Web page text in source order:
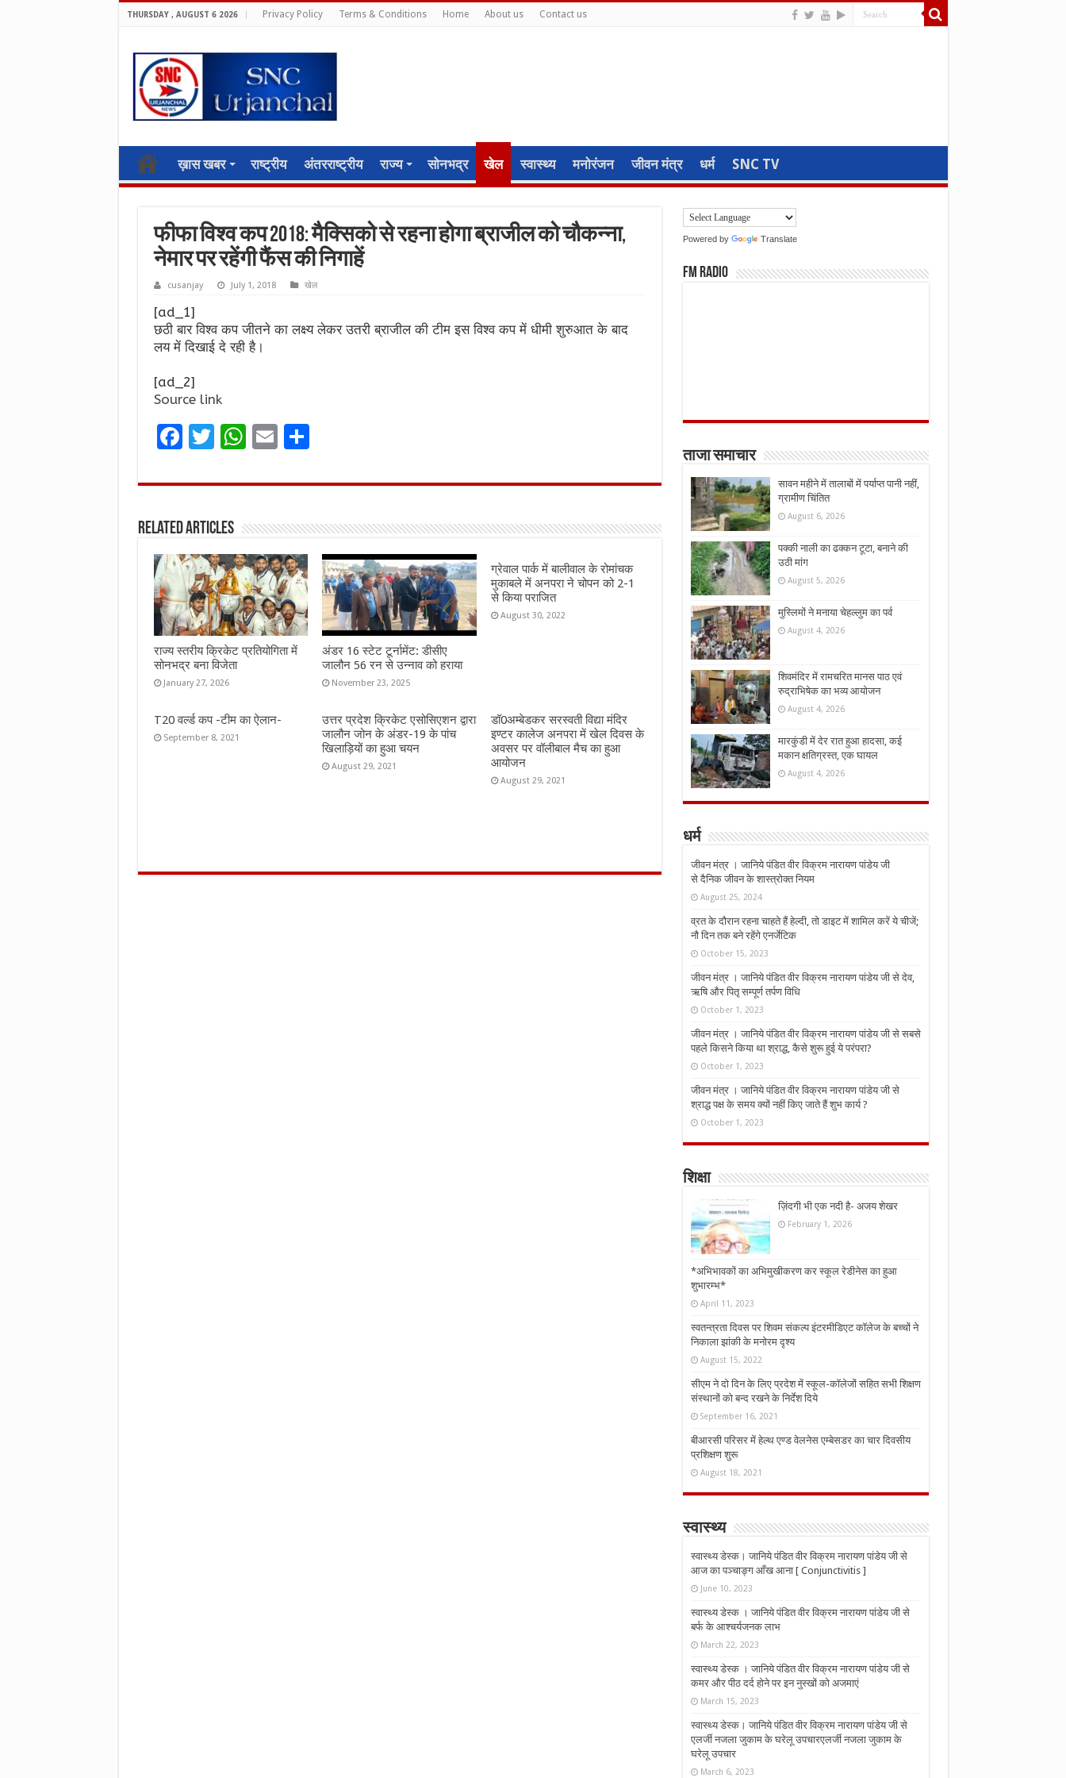
THURSDAY , AUGUST 6 2026 Privacy Policy Terms & Conditions Home About us Contact us
ख़ास खबर राष्ट्रीय अंतरराष्ट्रीय राज्य सोनभद्र खेल स्वास्थ्य मनोरंजन जीवन मंत्र धर्म SNC TV
फीफा विश्व कप 2018: मैक्सिको से रहना होगा ब्राजील को चौकन्ना,
नेमार पर रहेंगी फैंस की निगाहें
cusanjay July 1, 2018 खेल
[ad_1]
छठी बार विश्व कप जीतने का लक्ष्य लेकर उतरी ब्राजील की टीम इस विश्व कप में धीमी शुरुआत के बाद
लय में दिखाई दे रही है।
[ad_2]
Source link
F
ce
o
o
k
T
it
r
W
at
A
p
p
E
ai
S
ar
Related Articles
राज्य स्तरीय क्रिकेट प्रतियोगिता में
सोनभद्र बना विजेता
January 27, 2026
अंडर 16 स्टेट टूर्नामेंट: डीसीए
जालौन 56 रन से उन्नाव को हराया
November 23, 2025
ग्रेवाल पार्क में बालीवाल के रोमांचक
मुकाबले में अनपरा ने चोपन को 2-1
से किया पराजित
August 30, 2022
T20 वर्ल्ड कप -टीम का ऐलान-
September 8, 2021
उत्तर प्रदेश क्रिकेट एसोसिएशन द्वारा
जालौन जोन के अंडर-19 के पांच
खिलाड़ियों का हुआ चयन
August 29, 2021
डॉ0अम्बेडकर सरस्वती विद्या मंदिर
इण्टर कालेज अनपरा में खेल दिवस के
अवसर पर वॉलीबाल मैच का हुआ
आयोजन
August 29, 2021
Powered by Translate
FM Radio
ताजा समाचार
सावन महीने में तालाबों में पर्याप्त पानी नहीं,
ग्रामीण चिंतित
August 6, 2026
पक्की नाली का ढक्कन टूटा, बनाने की
उठी मांग
August 5, 2026
मुस्लिमों ने मनाया चेहल्लुम का पर्व
August 4, 2026
शिवमंदिर में रामचरित मानस पाठ एवं
रुद्राभिषेक का भव्य आयोजन
August 4, 2026
मारकुंडी में देर रात हुआ हादसा, कई
मकान क्षतिग्रस्त, एक घायल
August 4, 2026
धर्म
जीवन मंत्र । जानिये पंडित वीर विक्रम नारायण पांडेय जी
से दैनिक जीवन के शास्त्रोक्त नियम
August 25, 2024
व्रत के दौरान रहना चाहते हैं हेल्दी, तो डाइट में शामिल करें ये चीजें;
नौ दिन तक बने रहेंगे एनर्जेटिक
October 15, 2023
जीवन मंत्र । जानिये पंडित वीर विक्रम नारायण पांडेय जी से देव,
ऋषि और पितृ सम्पूर्ण तर्पण विधि
October 1, 2023
जीवन मंत्र । जानिये पंडित वीर विक्रम नारायण पांडेय जी से सबसे
पहले किसने किया था श्राद्ध, कैसे शुरू हुई ये परंपरा?
October 1, 2023
जीवन मंत्र । जानिये पंडित वीर विक्रम नारायण पांडेय जी से
श्राद्ध पक्ष के समय क्यों नहीं किए जाते हैं शुभ कार्य ?
October 1, 2023
शिक्षा
ज़िंदगी भी एक नदी है- अजय शेखर
February 1, 2026
*अभिभावकों का अभिमुखीकरण कर स्कूल रेडीनेस का हुआ
शुभारम्भ*
April 11, 2023
स्वतन्त्रता दिवस पर शिवम संकल्प इंटरमीडिएट कॉलेज के बच्चों ने
निकाला झांकी के मनोरम दृश्य
August 15, 2022
सीएम ने दो दिन के लिए प्रदेश में स्कूल-कॉलेजों सहित सभी शिक्षण
संस्थानों को बन्द रखने के निर्देश दिये
September 16, 2021
बीआरसी परिसर में हेल्थ एण्ड वेलनेस एम्बेसडर का चार दिवसीय
प्रशिक्षण शुरू
August 18, 2021
स्वास्थ्य
स्वास्थ्य डेस्क। जानिये पंडित वीर विक्रम नारायण पांडेय जी से
आज का पञ्चाङ्ग आँख आना [ Conjunctivitis ]
June 10, 2023
स्वास्थ्य डेस्क । जानिये पंडित वीर विक्रम नारायण पांडेय जी से
बर्फ के आश्चर्यजनक लाभ
March 22, 2023
स्वास्थ्य डेस्क । जानिये पंडित वीर विक्रम नारायण पांडेय जी से
कमर और पीठ दर्द होने पर इन नुस्‍खों को अजमाएं
March 15, 2023
स्वास्थ्य डेस्क। जानिये पंडित वीर विक्रम नारायण पांडेय जी से
एलर्जी नजला जुकाम के घरेलू उपचारएलर्जी नजला जुकाम के
घरेलू उपचार
March 6, 2023